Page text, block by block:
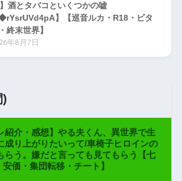
酒とタバコといくつかの嘘
◆rYsrUVd4pA】【巡音ルカ・R18・ビタ
終末世界】
年8月7日
)